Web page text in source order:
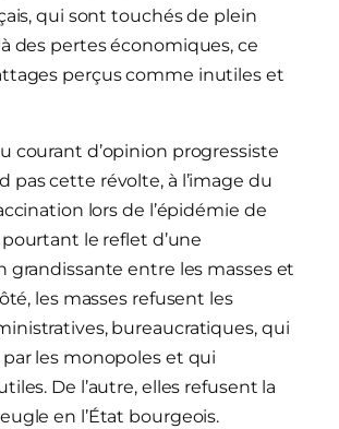
qui sont touchés de plein
des pertes économiques, ce
perçus comme inutiles et
courant d’opinion progressiste
pas cette révolte, à l’image du
lors de l’épidémie de
pourtant le reflet d’une
grandissante entre les masses et
les masses refusent les
bureaucratiques, qui
les monopoles et qui
De l’autre, elles refusent la
en l’État bourgeois.